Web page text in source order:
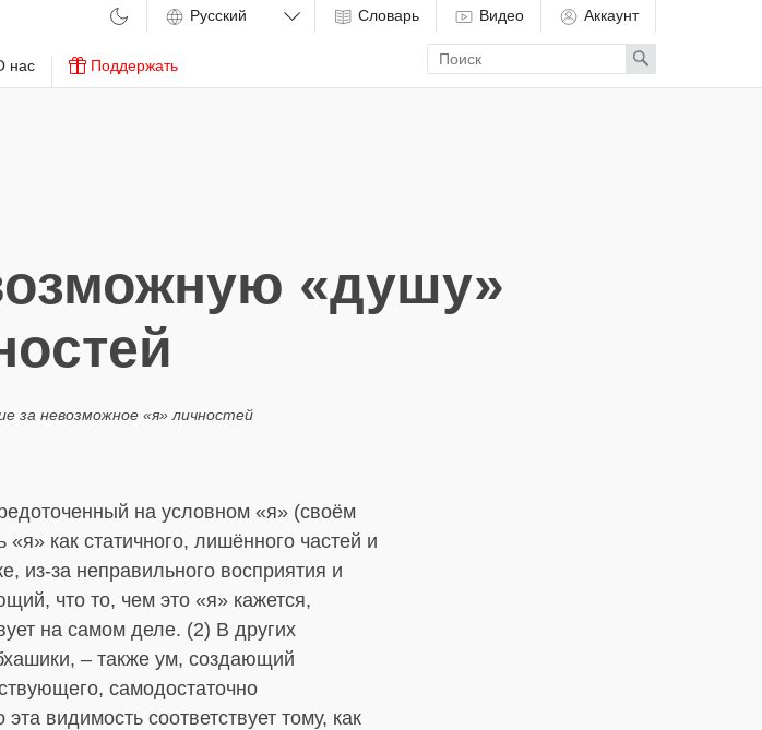
нас Поддержать
Словарь Видео Аккаунт
Enter
search
term
Search
«душу»
за невозможное «я» личностей
на условном «я» (своём
как статичного, лишённого частей и
из-за неправильного восприятия и
что то, чем это «я» кажется,
на самом деле. (2) В других
– также ум, создающий
самодостаточно
видимость соответствует тому, как